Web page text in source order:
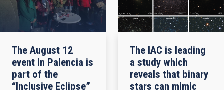
The August 12
event in Palencia is
part of the
“Inclusive Eclipse”
The IAC is leading
a study which
reveals that binary
stars can mimic